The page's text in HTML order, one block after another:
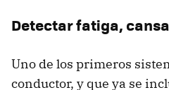
Detectar fatiga,
Uno de los primeros
conductor, y que ya se